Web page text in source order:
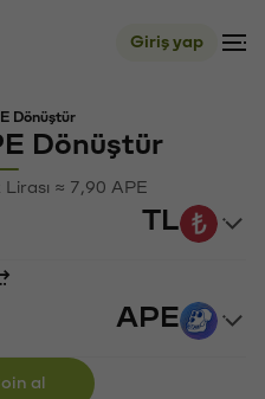
Giriş yap
Dönüştür
Dönüştür
≈ 7,90 APE
TL
APE
al